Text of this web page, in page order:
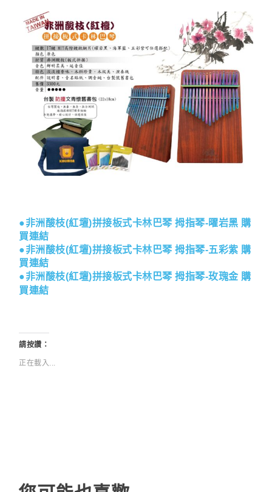
●非洲酸枝(紅壇)拼接板式卡林巴琴 拇指琴-曜岩黑 購
買連結
●非洲酸枝(紅壇)拼接板式卡林巴琴 拇指琴-五彩紫 購
買連結
●非洲酸枝(紅壇)拼接板式卡林巴琴 拇指琴-玫瑰金 購
買連結
請按讚：
正在載入...